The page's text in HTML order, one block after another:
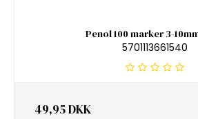
Penol 100 marker 3-
5701113661540
49,95 DKK